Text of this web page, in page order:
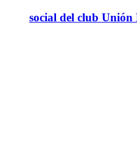
social del club